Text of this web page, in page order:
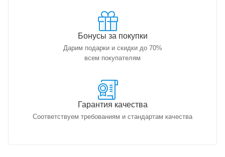
Бонусы за покупки
Дарим подарки и скидки до 70%
всем покупателям
Гарантия качества
Соответствуем требованиям и стандартам качества